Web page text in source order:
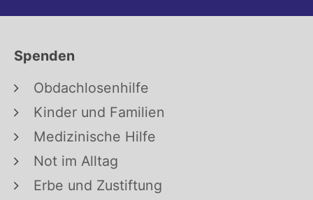
Spenden
Obdachlosenhilfe
Kinder und Familien
Medizinische Hilfe
Not im Alltag
Erbe und Zustiftung